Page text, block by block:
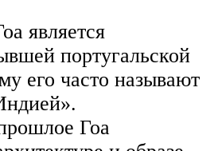
является
португальской
его часто называют
Гоа